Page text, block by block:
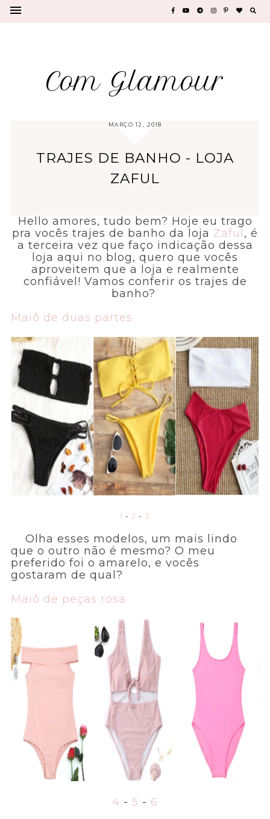
Com Glamour
MARÇO 12, 2018
TRAJES DE BANHO - LOJA
ZAFUL
Hello amores, tudo bem? Hoje eu trago
pra vocês trajes de banho da loja Zaful , é
a terceira vez que faço indicação dessa
loja aqui no blog, quero que vocês
aproveitem que a loja e realmente
confiável! Vamos conferir os trajes de
banho?
Maiô de duas partes
1 - 2 - 3
Olha esses modelos, um mais lindo
que o outro não é mesmo? O meu
preferido foi o amarelo, e vocês
gostaram de qual?
Maiô de peças rosa
4 - 5 - 6